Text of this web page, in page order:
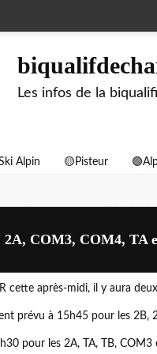
Les infos de la
Alpin 🟡Pisteur
COM3, COM4, TA
cette après-midi, il y aura
prévu à 15h45 pour les 2B,
pour les 2A, TA, TB, COM3